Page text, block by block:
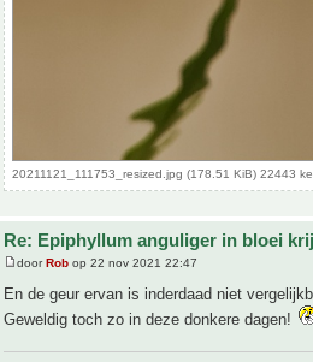
20211121_111753_resized.jpg (178.51 KiB) 22443
Re: Epiphyllum anguliger in bloei
doorRob op 22 nov 2021 22:47
En de geur ervan is inderdaad niet
Geweldig toch zo in deze donkere dagen!